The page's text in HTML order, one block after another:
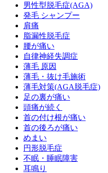
男性型脱毛症(AGA)
発毛 シャンプー
肩痛
脂漏性脱毛症
腰が痛い
自律神経失調症
薄毛 原因
薄毛・抜け毛施術
薄毛対策(AGA脱毛症)
足の裏が痛い
頭痛が続く
首の付け根が痛い
首の後ろが痛い
めまい
円形脱毛症
不眠・睡眠障害
耳鳴り